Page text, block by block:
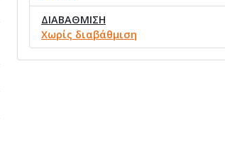
ΔΙΑΒΑΘΜΙΣΗ
Χωρίς διαβάθμιση